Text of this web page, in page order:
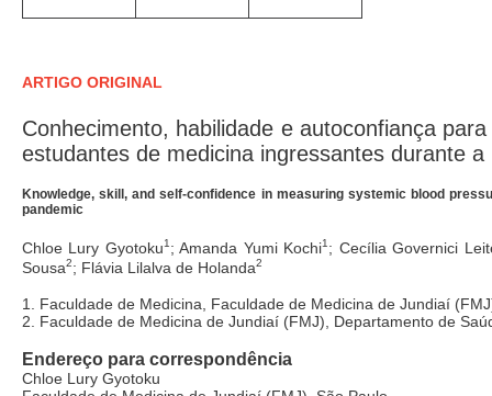
ARTIGO ORIGINAL
Conhecimento, habilidade e autoconfiança
estudantes de medicina ingressantes durante
Knowledge, skill, and self-confidence in measuring systemic blood
pandemic
Chloe Lury Gyotoku1 ; Amanda Yumi Kochi1 ; Cecília Governici
Sousa2; Flávia Lilalva de Holanda2
1. Faculdade de Medicina, Faculdade de Medicina de Jundiaí
2. Faculdade de Medicina de Jundiaí (FMJ), Departamento de
Endereço para correspondência
Chloe Lury Gyotoku